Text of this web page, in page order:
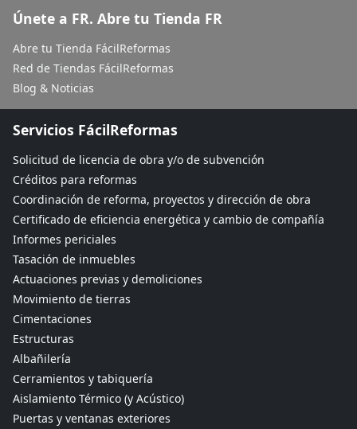
Únete a FR. Abre tu Tienda FR
Abre tu Tienda FácilReformas
Red de Tiendas FácilReformas
Blog & Noticias
Servicios FácilReformas
Solicitud de licencia de obra y/o de subvención
Créditos para reformas
Coordinación de reforma, proyectos y dirección de obra
Certificado de eficiencia energética y cambio de compañía
Informes periciales
Tasación de inmuebles
Actuaciones previas y demoliciones
Movimiento de tierras
Cimentaciones
Estructuras
Albañilería
Cerramientos y tabiquería
Aislamiento Térmico (y Acústico)
Puertas y ventanas exteriores